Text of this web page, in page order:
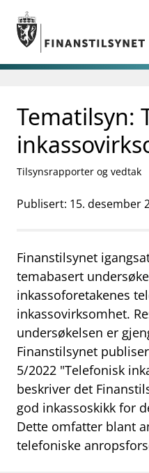
Gå til hovedinnhold
Gå til søkesiden
nettstedet
language
English
Aktuelt
Finanstilsynets registre
businessOm Finanstilsynet
mail_outlineKontakt oss
work_outlineJobb hos oss
dashboardInformasjon for
notifications_noneAbonner på
Tematilsyn:
Tilsynsrapporter og vedtak
Publisert: 15. desember
Finanstilsynet
temabasert
inkassoforetakenes
inkassovirksomhet.
undersøkelsen er
Finanstilsynet
5/2022 "Telefonisk
beskriver det
god inkassoskikk for
Dette omfatter blant
telefoniske